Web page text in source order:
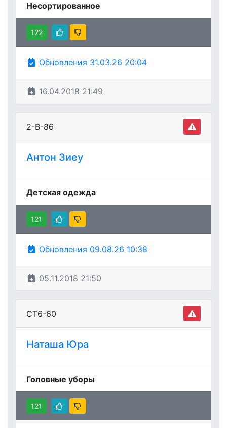
Несортированное
122
Обновления 31.03.26 20:04
16.04.2018 21:49
2-В-86
Антон Зиеу
Детская одежда
121
Обновления 09.08.26 10:38
05.11.2018 21:50
СТ6-60
Наташа Юра
Головные уборы
121